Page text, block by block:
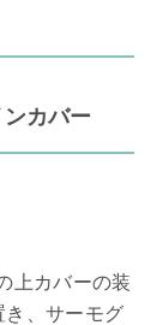
カバー
上カバーの装
き、サーモグ